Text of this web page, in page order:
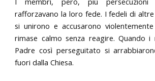
rafforzavano la loro fede. I fedeli di
si unirono e accusarono
rimase calmo senza reagire. Quando
Padre così perseguitato si
fuori dalla Chiesa.